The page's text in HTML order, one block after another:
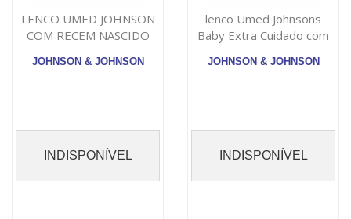
LENCO UMED JOHNSON
COM RECEM NASCIDO
JOHNSON & JOHNSON
INDISPONÍVEL
lenco Umed Johnsons
Baby Extra Cuidado com
JOHNSON & JOHNSON
INDISPONÍVEL